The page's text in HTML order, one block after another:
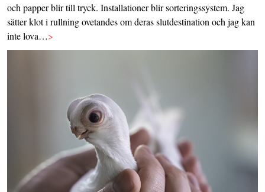
och papper blir till tryck. Installationer blir sorteringssystem. Jag
sätter klot i rullning ovetandes om deras slutdestination och jag kan
inte lova…>